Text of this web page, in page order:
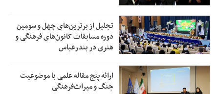
تجلیل از بر‌ترین‌های چهل و سومین
دوره مسابقات کانون‌های فرهنگی و
هنری در بندرعباس
ارائه پنج مقاله علمی با موضوعیت
جنگ و میراث‌فرهنگی